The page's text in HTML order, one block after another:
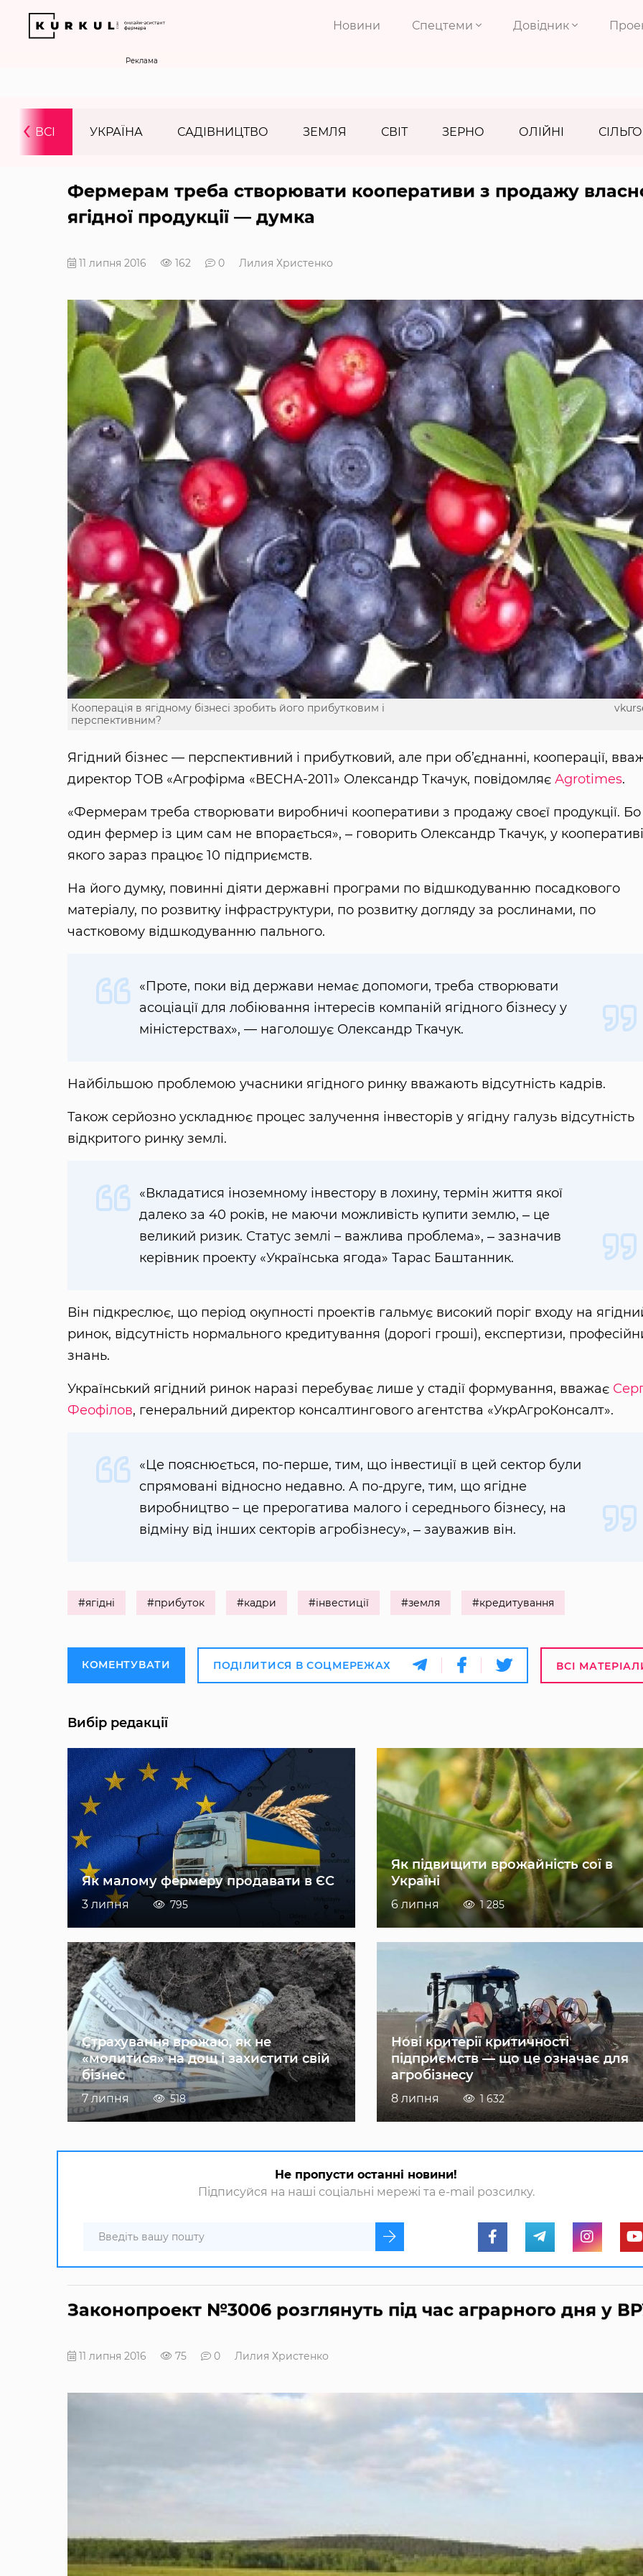
Новини Спецтеми Довідник
Реклама
ВСІ УКРАЇНА САДІВНИЦТВО ЗЕМЛЯ СВІТ ЗЕРНО ОЛІЙНІ
‹
Фермерам треба створювати кооперативи з продажу
ягідної продукції — думка
11 липня 2016 162 0 Лилия Христенко
Кооперація в ягідному бізнесі зробить його прибутковим і
перспективним?
Ягідний бізнес — перспективний і прибутковий, але при об’єднанні, кооперації,
директор ТОВ «Агрофірма «ВЕСНА-2011» Олександр Ткачук, повідомляє Аgrotimes.
«Фермерам треба створювати виробничі кооперативи з продажу своєї продукції. Бо
один фермер із цим сам не впорається», ‒ говорить Олександр Ткачук, у кооперативі
якого зараз працює 10 підприємств.
На його думку, повинні діяти державні програми по відшкодуванню посадкового
матеріалу, по розвитку інфраструктури, по розвитку догляду за рослинами, по
частковому відшкодуванню пального.
«Проте, поки від держави немає допомоги, треба створювати
асоціації для лобіювання інтересів компаній ягідного бізнесу у
міністерствах», — наголошує Олександр Ткачук.
Найбільшою проблемою учасники ягідного ринку вважають відсутність кадрів.
Також серйозно ускладнює процес залучення інвесторів у ягідну галузь відсутність
відкритого ринку землі.
«Вкладатися іноземному інвестору в лохину, термін життя якої
далеко за 40 років, не маючи можливість купити землю, ‒ це
великий ризик. Статус землі – важлива проблема», ‒ зазначив
керівник проекту «Українська ягода» Тарас Баштанник.
Він підкреслює, що період окупності проектів гальмує високий поріг входу на
ринок, відсутність нормального кредитування (дорогі гроші), експертизи,
знань.
Український ягідний ринок наразі перебуває лише у стадії формування, вважає
Феофілов, генеральний директор консалтингового агентства «УкрАгроКонсалт».
«Це пояснюється, по-перше, тим, що інвестиції в цей сектор були
спрямовані відносно недавно. А по-друге, тим, що ягідне
виробництво – це прерогатива малого і середнього бізнесу, на
відміну від інших секторів агробізнесу», ‒ зауважив він.
#ягідні #прибуток #кадри #інвестиції #земля #кредитування
КОМЕНТУВАТИ ПОДІЛИТИСЯ В СОЦМЕРЕЖАХ ВСІ
Вибір редакції
Як малому фермеру продавати в ЄС
3 липня 795
Як підвищити врожайність сої в
Україні
6 липня 1 285
Страхування врожаю, як не
«молитися» на дощ і захистити свій
бізнес
7 липня 518
Нові критерії критичності
підприємств — що це означає для
агробізнесу
8 липня 1 632
Не пропусти останні новини!
Підписуйся на наші соціальні мережі та e-mail розсилку.
Законопроект №3006 розглянуть під час аграрного дня у
11 липня 2016 75 0 Лилия Христенко